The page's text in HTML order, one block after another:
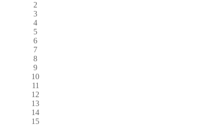
2
3
4
5
6
7
8
9
10
11
12
13
14
15